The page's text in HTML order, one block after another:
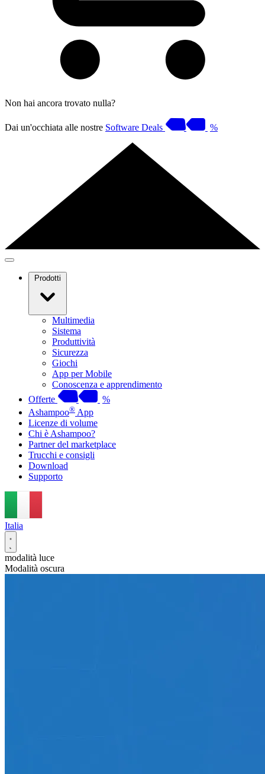
Non hai ancora trovato nulla?
Dai un'occhiata alle nostre Software Deals %
Prodotti
Multimedia
Sistema
Produttività
Sicurezza
Giochi
App per Mobile
Conoscenza e apprendimento
Offerte
%
Ashampoo® App
Licenze di volume
Chi è Ashampoo?
Partner del marketplace
Trucchi e consigli
Download
Supporto
Italia
modalità luce
Modalità oscura